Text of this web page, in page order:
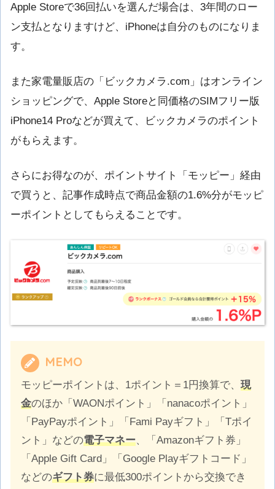
Apple Storeで36回払いを選んだ場合は、3年間のロー
ン支払となりますけど、iPhoneは自分のものになりま
す。
また家電量販店の「ビックカメラ.com」はオンライン
ショッピングで、Apple Storeと同価格のSIMフリー版
iPhone14 Proなどが買えて、ビックカメラのポイント
がもらえます。
さらにお得なのが、ポイントサイト「モッピー」経由
で買うと、記事作成時点で商品金額の1.6%分がモッピ
ーポイントとしてもらえることです。
MEMO
モッピーポイントは、1ポイント＝1円換算で、 現
金のほか「WAONポイント」「nanacoポイント」
「PayPayポイント」「Fami Payギフト」「Tポイ
ント」などの電子マネー、「Amazonギフト券」
「Apple Gift Card」「Google Playギフトコード」
などのギフト券に最低300ポイントから交換でき